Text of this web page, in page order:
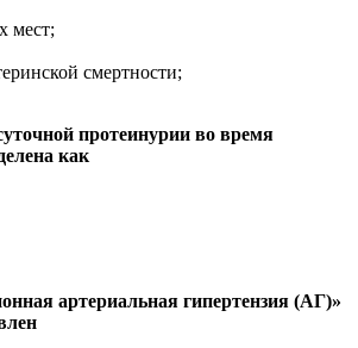
мест;
смертности;
протеинурии во время
как
артериальная гипертензия (АГ)»